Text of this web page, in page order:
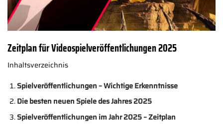
Zeitplan für Videospielveröffentlichungen 2025
Inhaltsverzeichnis
Spielveröffentlichungen – Wichtige Erkenntnisse
Die besten neuen Spiele des Jahres 2025
Spielveröffentlichungen im Jahr 2025 – Zeitplan